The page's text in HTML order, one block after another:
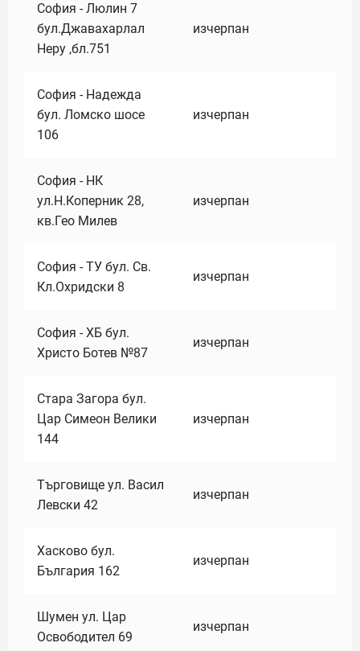
София - Люлин 7
бул.Джавахарлал
Неру ,бл.751
изчерпан
София - Надежда
бул. Ломско шосе
106
изчерпан
София - НК
ул.Н.Коперник 28,
кв.Гео Милев
изчерпан
София - ТУ бул. Св.
Кл.Охридски 8
изчерпан
София - ХБ бул.
Христо Ботев №87
изчерпан
Стара Загора бул.
Цар Симеон Велики
144
изчерпан
Търговище ул. Васил
Левски 42
изчерпан
Хасково бул.
България 162
изчерпан
Шумен ул. Цар
Освободител 69
изчерпан